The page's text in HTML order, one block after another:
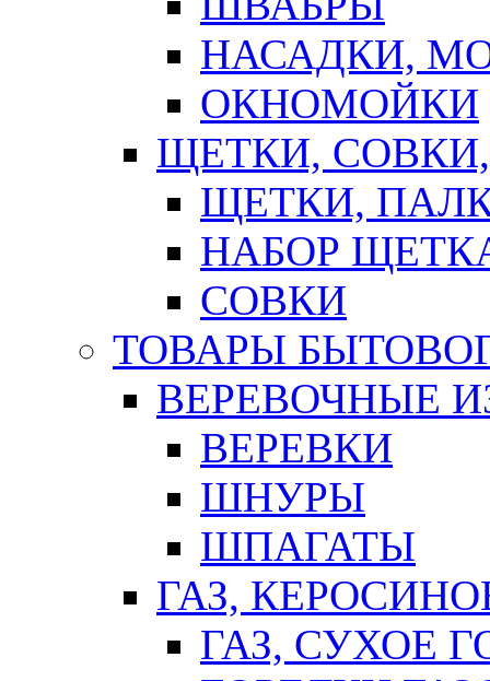
НАСАДКИ,
ОКНОМОЙКИ
ЩЕТКИ,
ЩЕТКИ,
НАБОР
СОВКИ
ТОВАРЫ
ВЕРЕВОЧНЫЕ
ВЕРЕВКИ
ШНУРЫ
ШПАГАТЫ
ГАЗ,
ГАЗ, СУХОЕ